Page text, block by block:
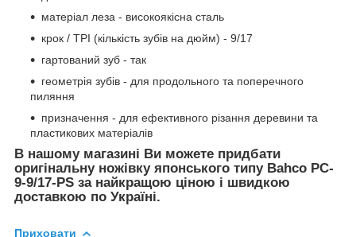
матеріал леза - високоякісна сталь
крок / TPI (кількість зубів на дюйм) - 9/17
гартований зуб - так
геометрія зубів - для продольного та поперечного
пиляння
призначення - для ефективного різання деревини та
пластикових матеріалів
В нашому магазині Ви можете придбати
оригінальну ножівку японського типу Bahco PC-
9-9/17-PS за найкращою ціною і швидкою
доставкою по Україні.
Приховати